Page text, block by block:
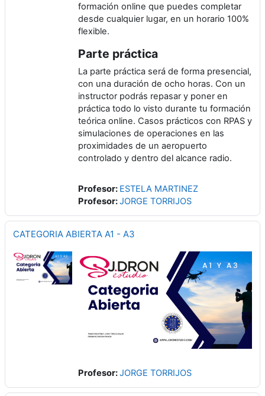
formación online que puedes completar
desde cualquier lugar, en un horario 100%
flexible.
Parte práctica
La parte práctica será de forma presencial,
con una duración de ocho horas. Con un
instructor podrás repasar y poner en
práctica todo lo visto durante tu formación
teórica online. Casos prácticos con RPAS y
simulaciones de operaciones en las
proximidades de un aeropuerto
controlado y dentro del alcance radio.
Profesor: ESTELA MARTINEZ
Profesor:JORGE TORRIJOS
CATEGORIA ABIERTA A1 - A3
Profesor:JORGE TORRIJOS